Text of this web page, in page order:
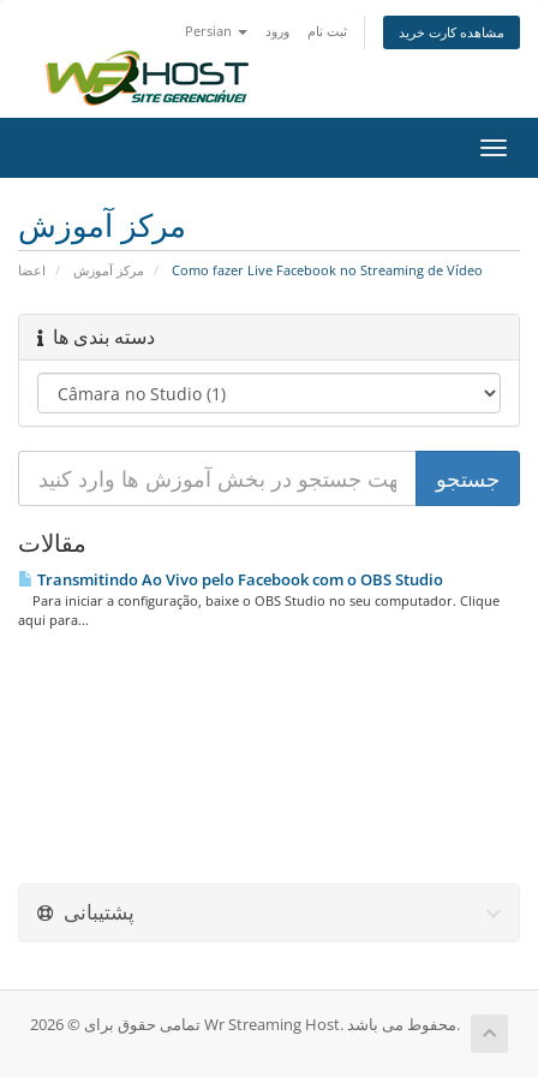
Persian ورود ثبت نام مشاهده کارت خرید
تغییر
مرکز آموزش
اعضا مرکز آموزش Como fazer Live Facebook no Streaming de Vídeo
دسته بندی ها
مقالات
Transmitindo Ao Vivo pelo Facebook com o OBS Studio
Para iniciar a configuração, baixe o OBS Studio no seu computador. Clique
aqui para...
پشتیبانی
تمامی حقوق برای © 2026 Wr Streaming Host. محفوط می باشد.